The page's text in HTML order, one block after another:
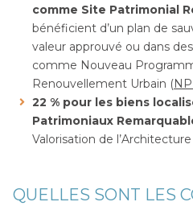
comme Site Patrimonial
bénéficient d’un plan de
valeur approuvé ou dans
comme Nouveau
Renouvellement Urbain (
22 % pour les biens
Patrimoniaux
Valorisation de
QUELLES SONT LES